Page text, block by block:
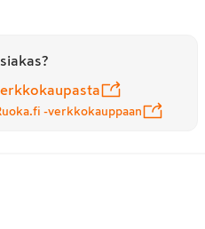
-verkkokauppaan